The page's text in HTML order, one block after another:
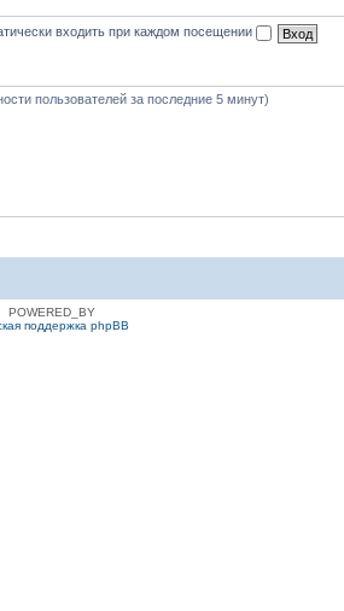
входить при каждом посещении
пользователей за последние 5 минут)
POWERED_BY
поддержка phpBB